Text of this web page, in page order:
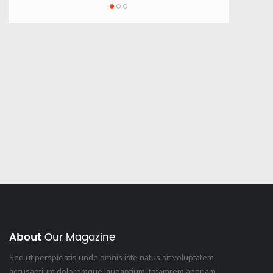
About Our Magazine
Sed ut perspiciatis unde omnis iste natus sit voluptatem